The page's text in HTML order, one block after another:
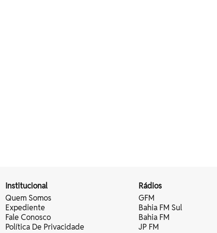
Institucional
Quem Somos
Expediente
Fale Conosco
Política De Privacidade
Rádios
GFM
Bahia FM Sul
Bahia FM
JP FM